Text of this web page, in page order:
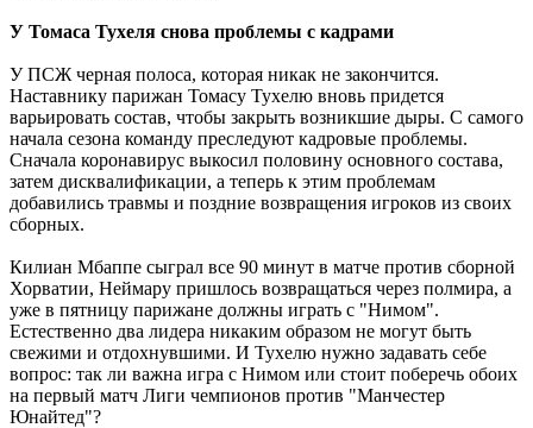
У Томаса Тухеля снова проблемы с кадрами
У ПСЖ черная полоса, которая никак не закончится.
Наставнику парижан Томасу Тухелю вновь придется
варьировать состав, чтобы закрыть возникшие дыры. С самого
начала сезона команду преследуют кадровые проблемы.
Сначала коронавирус выкосил половину основного состава,
затем дисквалификации, а теперь к этим проблемам
добавились травмы и поздние возвращения игроков из своих
сборных.
Килиан Мбаппе сыграл все 90 минут в матче против сборной
Хорватии, Неймару пришлось возвращаться через полмира, а
уже в пятницу парижане должны играть с "Нимом".
Естественно два лидера никаким образом не могут быть
свежими и отдохнувшими. И Тухелю нужно задавать себе
вопрос: так ли важна игра с Нимом или стоит поберечь обоих
на первый матч Лиги чемпионов против "Манчестер
Юнайтед"?